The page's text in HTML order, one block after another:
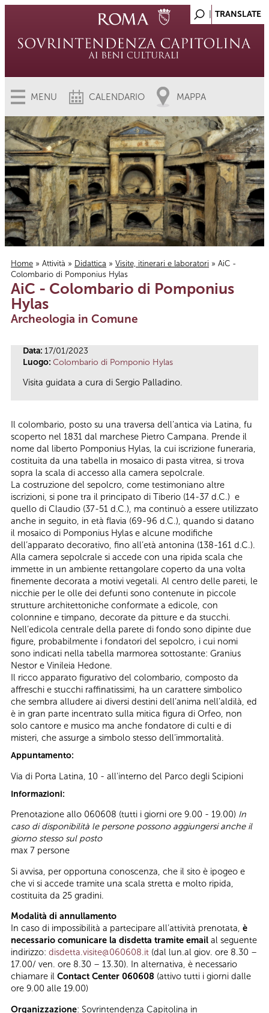
MENU CALENDARIO MAPPA
Tu sei qui
Home » Attività » Didattica » Visite, itinerari e laboratori » AiC -
Colombario di Pomponius Hylas
AiC - Colombario di Pomponius
Hylas
Archeologia in Comune
Data: 17/01/2023
Luogo: Colombario di Pomponio Hylas
Visita guidata a cura di Sergio Palladino.
Il colombario, posto su una traversa dell’antica via Latina, fu
scoperto nel 1831 dal marchese Pietro Campana. Prende il
nome dal liberto Pomponius Hylas, la cui iscrizione funeraria,
costituita da una tabella in mosaico di pasta vitrea, si trova
sopra la scala di accesso alla camera sepolcrale.
La costruzione del sepolcro, come testimoniano altre
iscrizioni, si pone tra il principato di Tiberio (14-37 d.C.) e
quello di Claudio (37-51 d.C.), ma continuò a essere utilizzato
anche in seguito, in età flavia (69-96 d.C.), quando si datano
il mosaico di Pomponius Hylas e alcune modifiche
dell’apparato decorativo, fino all’età antonina (138-161 d.C.).
Alla camera sepolcrale si accede con una ripida scala che
immette in un ambiente rettangolare coperto da una volta
finemente decorata a motivi vegetali. Al centro delle pareti, le
nicchie per le olle dei defunti sono contenute in piccole
strutture architettoniche conformate a edicole, con
colonnine e timpano, decorate da pitture e da stucchi.
Nell’edicola centrale della parete di fondo sono dipinte due
figure, probabilmente i fondatori del sepolcro, i cui nomi
sono indicati nella tabella marmorea sottostante: Granius
Nestor e Vinileia Hedone.
Il ricco apparato figurativo del colombario, composto da
affreschi e stucchi raffinatissimi, ha un carattere simbolico
che sembra alludere ai diversi destini dell’anima nell’aldilà, ed
è in gran parte incentrato sulla mitica figura di Orfeo, non
solo cantore e musico ma anche fondatore di culti e di
misteri, che assurge a simbolo stesso dell’immortalità.
Appuntamento:
Via di Porta Latina, 10 - all'interno del Parco degli Scipioni
Informazioni:
Prenotazione allo 060608 (tutti i giorni ore 9.00 - 19.00) In
caso di disponibilità le persone possono aggiungersi anche il
giorno stesso sul posto
max 7 persone
Si avvisa, per opportuna conoscenza, che il sito è ipogeo e
che vi si accede tramite una scala stretta e molto ripida,
costituita da 25 gradini.
Modalità di annullamento
In caso di impossibilità a partecipare all’attività prenotata, è
necessario comunicare la disdetta tramite email al seguente
indirizzo: disdetta.visite@060608.it (dal lun.al giov. ore 8.30 –
17.00/ ven. ore 8.30 – 13.30). In alternativa, è necessario
chiamare il Contact Center 060608 (attivo tutti i giorni dalle
ore 9.00 alle 19.00)
Organizzazione: Sovrintendenza Capitolina in